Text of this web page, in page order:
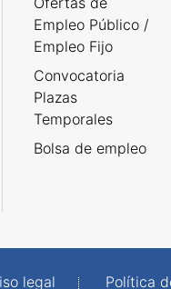
Empleo Público /
Empleo Fijo
Convocatoria
Plazas
Temporales
Bolsa de empleo
legal Política